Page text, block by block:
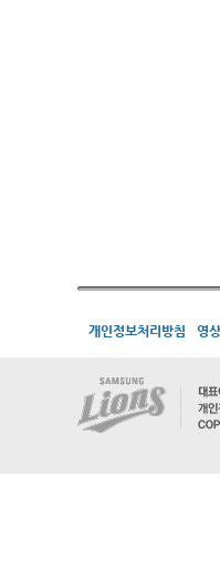
개인정보처리방침 영